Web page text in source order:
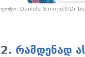
ფოტო: Daniele Simonelli/
2. რამდენად